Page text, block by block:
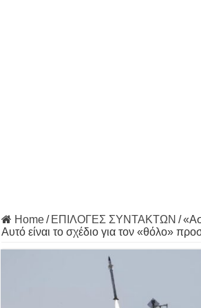
Home/ ΕΠΙΛΟΓΕΣ ΣΥΝΤΑΚΤΩΝ /
Αυτό είναι το σχέδιο για τον «θόλο»